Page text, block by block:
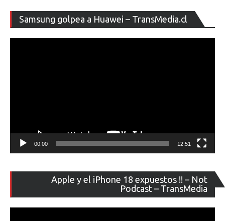
entradas
Samsung golpea a Huawei – TransMedia.cl
de
00:00 12:51
Apple y el iPhone 18 expuestos !! – Not
Podcast – TransMedia
de